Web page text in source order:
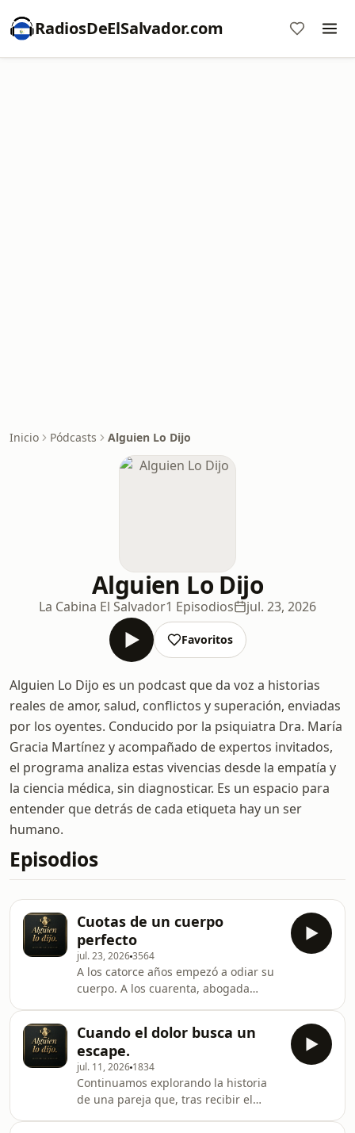
RadiosDeElSalvador.com
Inicio Pódcasts Alguien Lo Dijo
Alguien Lo Dijo
La Cabina El Salvador1 Episodios jul. 23, 2026
Favoritos
Alguien Lo Dijo es un podcast que da voz a historias
reales de amor, salud, conflictos y superación, enviadas
por los oyentes. Conducido por la psiquiatra Dra. María
Gracia Martínez y acompañado de expertos invitados,
el programa analiza estas vivencias desde la empatía y
la ciencia médica, sin diagnosticar. Es un espacio para
entender que detrás de cada etiqueta hay un ser
humano.
Episodios
Cuotas de un cuerpo
perfecto
jul. 23, 20263564
A los catorce años empezó a odiar su
cuerpo. A los cuarenta, abogada
la bulimia adolescente se transformó,
años después, en una cadena de
cirugías estéticas que nunca fueron
suficientes — y en una deuda que no
es solo financiera.
Cuando el dolor busca un
escape.
jul. 11, 2026 1834
Continuamos explorando la historia
de una pareja que, tras recibir el